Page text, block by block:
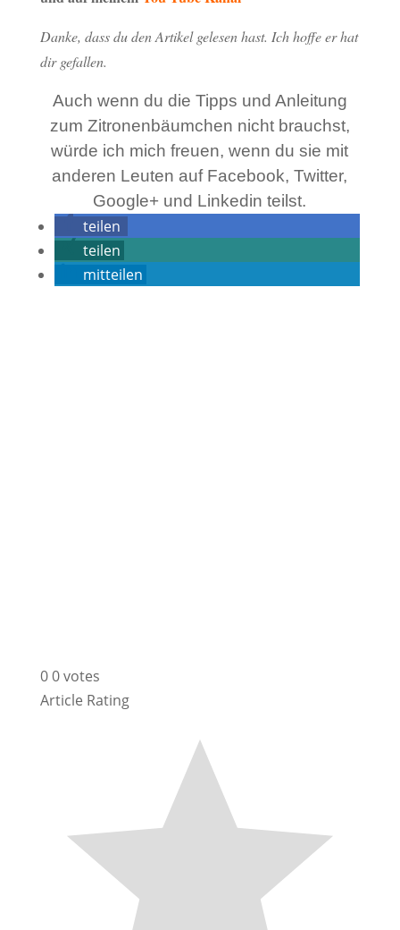
Danke, dass du den Artikel gelesen hast. Ich hoffe er hat
dir gefallen.
Auch wenn du die Tipps und Anleitung
zum Zitronenbäumchen nicht brauchst,
würde ich mich freuen, wenn du sie mit
anderen Leuten auf Facebook, Twitter,
Google+ und Linkedin teilst.
teilen
teilen
mitteilen
00votes
Article Rating